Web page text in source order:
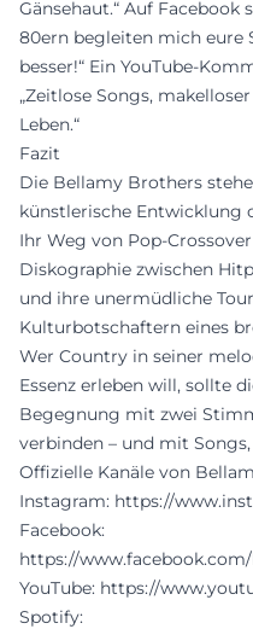
Gänsehaut.“ Auf Facebook
80ern begleiten mich eure
besser!“ Ein YouTube-
„Zeitlose Songs,
Leben.“
Fazit
Die Bellamy Brothers
künstlerische Entwicklung
Ihr Weg von Pop-
Diskographie zwischen
und ihre unermüdliche
Kulturbotschaftern eines
Wer Country in seiner
Essenz erleben will, sollte
Begegnung mit zwei
verbinden – und mit
Offizielle Kanäle von
Instagram: https://
Facebook:
https://
YouTube: https://
Spotify: